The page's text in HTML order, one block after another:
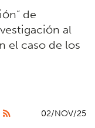
de
al
el caso de los
02/NOV/25